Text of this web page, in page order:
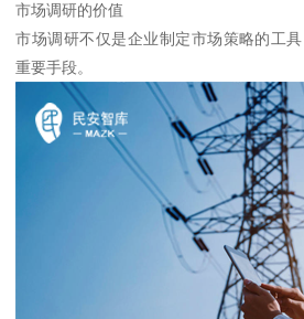
市场调研的价值
市场调研不仅是企业制定市场策略的工
重要手段。